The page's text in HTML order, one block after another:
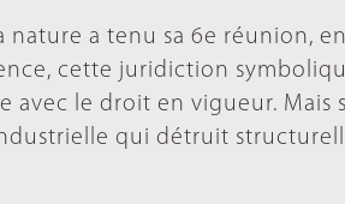
a tenu sa 6e réunion,
cette juridiction
le droit en vigueur. Mais
qui détruit